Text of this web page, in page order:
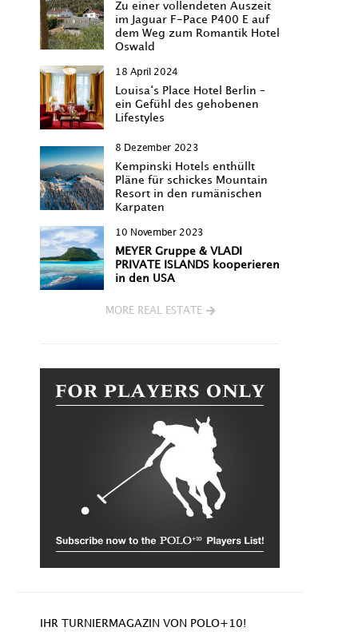
Zu einer vollendeten Auszeit
im Jaguar F-Pace P400 E auf
dem Weg zum Romantik Hotel
Oswald
18 April 2024
Louisa‘s Place Hotel Berlin –
ein Gefühl des gehobenen
Lifestyles
8 Dezember 2023
Kempinski Hotels enthüllt
Pläne für schickes Mountain
Resort in den rumänischen
Karpaten
10 November 2023
MEYER Gruppe & VLADI
PRIVATE ISLANDS kooperieren
in den USA
MORE REAL ESTATE
IHR TURNIERMAGAZIN VON POLO+10!